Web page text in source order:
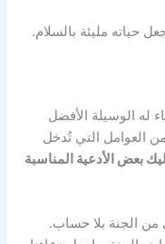
حياته مليئة بالسلام.
له الوسيلة الأفضل
من العوامل التي تُدخل
بعض الأدعية المناسبة
من الجنة بلا حساب.